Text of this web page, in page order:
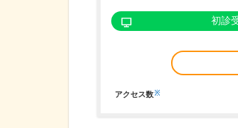
初診
アクセス数※